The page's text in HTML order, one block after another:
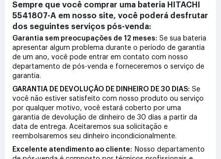
Sempre que você comprar uma bateria HITACHI
5541807-A em nosso site, você poderá desfrutar
dos seguintes serviços pós-venda:
Garantia sem preocupações de 12 meses: Se sua bateria
apresentar algum problema durante o período de garantia
de um ano, você pode entrar em contato com nosso
departamento de pós-venda e forneceremos o serviço de
garantia.
GARANTIA DE DEVOLUÇÃO DE DINHEIRO DE 30 DIAS: Se
você não estiver satisfeito com nosso produto ou serviço
por qualquer motivo, você estará coberto por uma
garantia de devolução de dinheiro de 30 dias a partir da
data de entrega. Aceitaremos sua solicitação e
reembolsaremos seu dinheiro incondicionalmente.
Excelente atendimento ao cliente: Nosso departamento